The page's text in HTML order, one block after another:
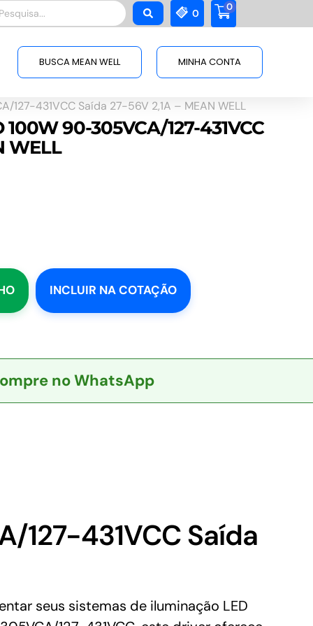
0
0
BUSCA MEAN WELL MINHA CONTA
431VCC Saída 27-56V 2,1A – MEAN WELL
90-305VCA/127-431VCC
WELL
INCLUIR NA COTAÇÃO
no WhatsApp
127-431VCC Saída
seus sistemas de iluminação LED